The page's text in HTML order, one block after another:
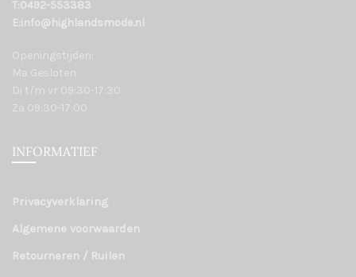
T:0492-553383
E:info@highlandsmode.nl
Openingstijden:
Ma Gesloten
Di t/m vr 09:30-17:30
Za 09:30-17:00
INFORMATIEF
Privacyverklaring
Algemene voorwaarden
Retourneren / Ruilen